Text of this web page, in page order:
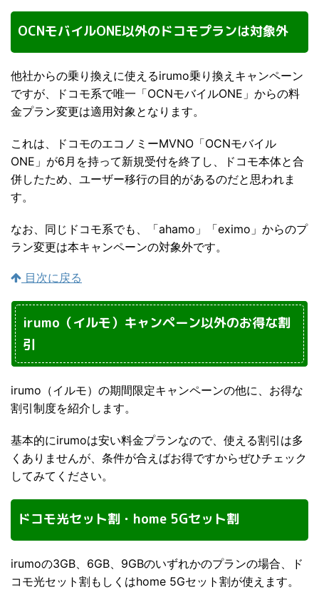
OCNモバイルONE以外のドコモプランは対象外
他社からの乗り換えに使えるirumo乗り換えキャンペーン
ですが、ドコモ系で唯一「OCNモバイルONE」からの料
金プラン変更は適用対象となります。
これは、ドコモのエコノミーMVNO「OCNモバイル
ONE」が6月を持って新規受付を終了し、ドコモ本体と合
併したため、ユーザー移行の目的があるのだと思われま
す。
なお、同じドコモ系でも、「ahamo」「eximo」からのプ
ラン変更は本キャンペーンの対象外です。
目次に戻る
irumo（イルモ）キャンペーン以外のお得な割
引
irumo（イルモ）の期間限定キャンペーンの他に、お得な
割引制度を紹介します。
基本的にirumoは安い料金プランなので、使える割引は多
くありませんが、条件が合えばお得ですからぜひチェック
してみてください。
ドコモ光セット割・home 5Gセット割
irumoの3GB、6GB、9GBのいずれかのプランの場合、ド
コモ光セット割もしくはhome 5Gセット割が使えます。